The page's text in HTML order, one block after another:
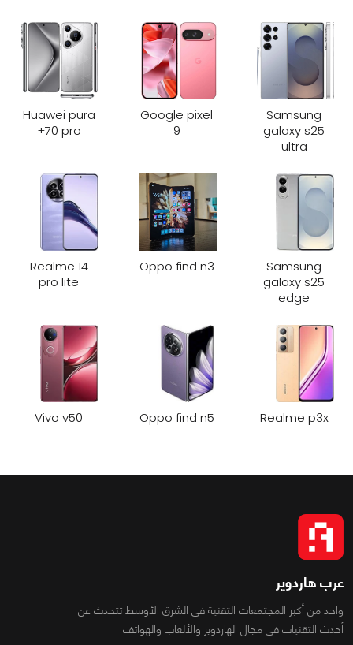
Samsung
galaxy s25
ultra
Google pixel
9
Huawei pura
70 pro+
Samsung
galaxy s25
edge
Oppo find n3
Realme 14
pro lite
Realme p3x
Oppo find n5
Vivo v50
عرب هاردوير
واحد من أكبر المجتمعات التقنية فى الشرق الأوسط تتحدث عن
أحدث التقنيات فى مجال الهاردوير والألعاب والهواتف